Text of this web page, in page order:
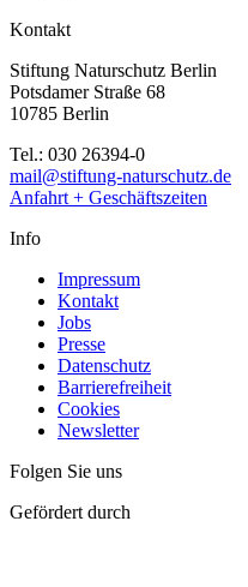
Kontakt
Stiftung Naturschutz Berlin
Potsdamer Straße 68
10785 Berlin
Tel.: 030 26394-0
mail@stiftung-naturschutz.de
Anfahrt + Geschäftszeiten
Info
Impressum
Kontakt
Jobs
Presse
Datenschutz
Barrierefreiheit
Cookies
Newsletter
Folgen Sie uns
Gefördert durch